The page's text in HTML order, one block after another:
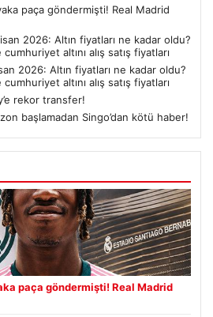
paça göndermişti! Real Madrid
2026: Altın fiyatları ne kadar oldu?
altını alış satış fiyatları
2026: Altın fiyatları ne kadar oldu?
altını alış satış fiyatları
rekor transfer!
başlamadan Singo’dan kötü haber!
paça göndermişti! Real Madrid